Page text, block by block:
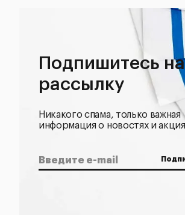
Подпишитесь на
рассылку
Никакого спама, только важная
информация о новостях и